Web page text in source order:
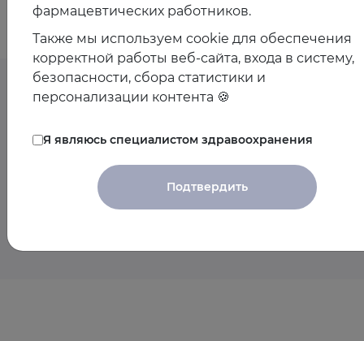
Предстоящие
Пока мероприятия со спикером не запланированы
фармацевтических работников.
Также мы используем cookie для обеспечения
корректной работы веб-сайта, входа в систему,
безопасности, сбора статистики и
персонализации контента 🍪
Я являюсь специалистом здравоохранения
Подтвердить